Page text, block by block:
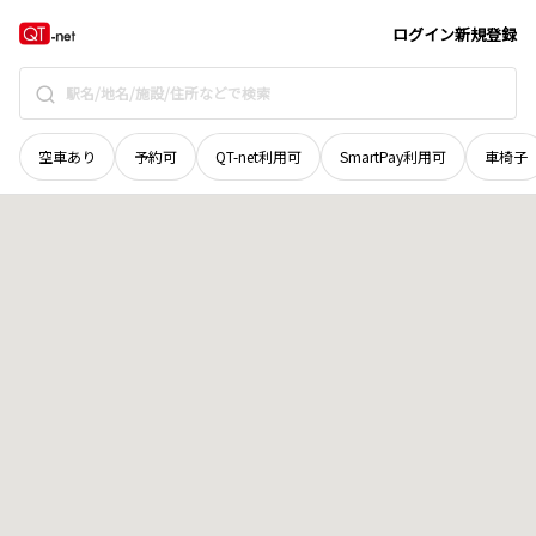
ログイン新規登録
空車あり 予約可 QT-net利用可 SmartPay利用可 車椅子
岡山県